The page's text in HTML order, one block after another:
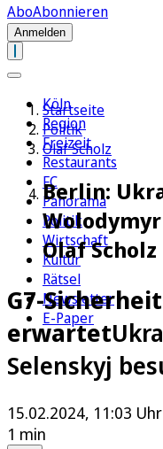
AboAbonnieren
Anmelden
Köln
Region
Freizeit
Restaurants
FC
Panorama
Politik
Wirtschaft
Kultur
Rätsel
Newsletter
E-Paper
Startseite
Politik
Olaf Scholz
Berlin:
Olaf Scholz
G7-
erwartet
Selenskyj
15.02.2024, 11:03 Uhr
1 min